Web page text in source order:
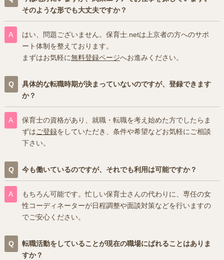
そのような形でも大丈夫ですか？
はい、問題ございません。保育士.netは上京者の方へのサポ
ート体制を整えております。
まずはお気軽に無料登録ページへお進みください。
具体的な転職時期が決まっていないのですが、登録できます
か？
保育士の資格があり、就職・転職を考え始めた方でしたらま
ずはご登録をしていただき、条件や希望などお気軽にご相談
下さい。
今も働いているのですが、それでも利用は可能ですか？
もちろん可能です。忙しい保育士さんの代わりに、専任の女
性コーディネーターが日程調整や面談対策などを行いますの
でご安心ください。
転職活動をしていることが現在の職場にばれることはありま
すか？